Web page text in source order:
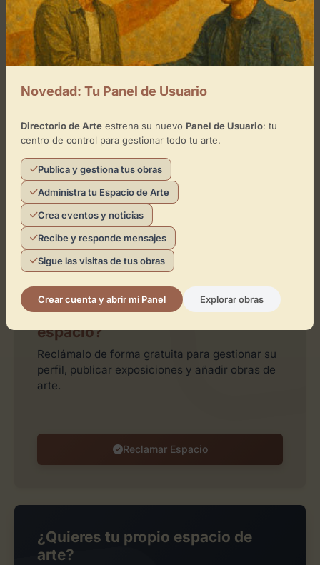
¿Eres el representante de este
espacio?
Reclámalo de forma gratuita para gestionar su
perfil, publicar exposiciones y añadir obras de
arte.
Reclamar Espacio
¿Quieres tu propio espacio de
arte?
Novedad: Tu Panel de Usuario
Directorio de Arteestrena su nuevo Panel de Usuario: tu
centro de control para gestionar todo tu arte.
Publica y gestiona tus obras
Administra tu Espacio de Arte
Crea eventos y noticias
Recibe y responde mensajes
Sigue las visitas de tus obras
Crear cuenta y abrir mi Panel Explorar obras